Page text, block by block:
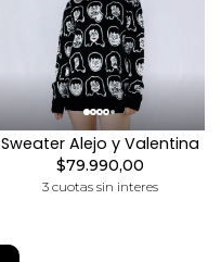
Sweater Alejo y Valentina
$79.990,00
3 cuotas sin interes